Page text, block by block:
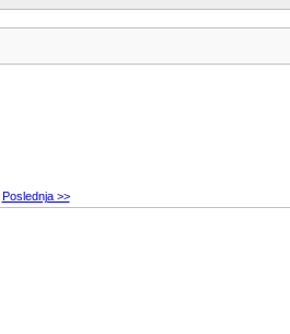
Poslednja >>